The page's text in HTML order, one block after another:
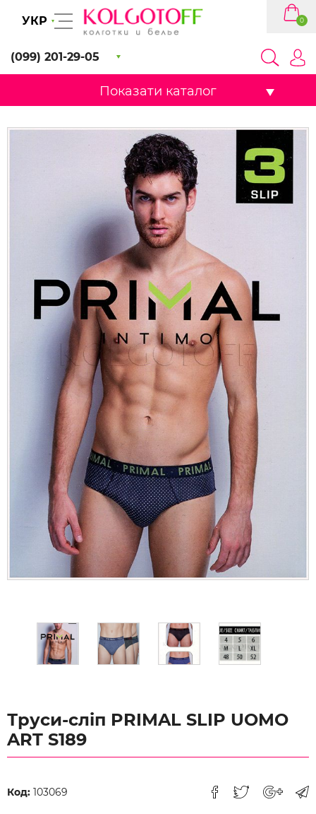
УКР
(099) 201-29-05
0
Показати каталог
Труси-сліп PRIMAL SLIP UOMO
ART S189
Код: 103069